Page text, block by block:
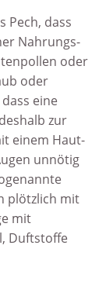
Pech, dass
Nahrungs­
oder
oder
eine
zur
einem Haut­
unnötig
plötzlich mit
mit
Duftstoffe